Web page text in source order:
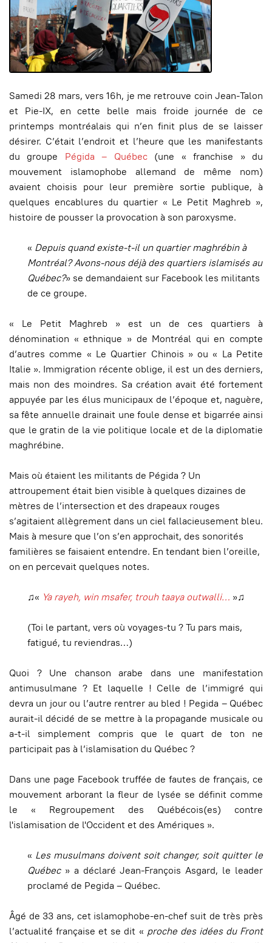
Samedi 28 mars, vers 16h, je me retrouve coin Jean-Talon
et Pie-IX, en cette belle mais froide journée de ce
printemps montréalais qui n’en finit plus de se laisser
désirer. C’était l’endroit et l’heure que les manifestants
du groupe Pégida – Québec(une « franchise » du
mouvement islamophobe allemand de même nom)
avaient choisis pour leur première sortie publique, à
quelques encablures du quartier « Le Petit Maghreb »,
histoire de pousser la provocation à son paroxysme.
« Depuis quand existe-t-il un quartier maghrébin à
Montréal? Avons-nous déjà des quartiers islamisés au
Québec?» se demandaient sur Facebook les militants
de ce groupe.
« Le Petit Maghreb » est un de ces quartiers à
dénomination « ethnique » de Montréal qui en compte
d’autres comme « Le Quartier Chinois » ou « La Petite
Italie ». Immigration récente oblige, il est un des derniers,
mais non des moindres. Sa création avait été fortement
appuyée par les élus municipaux de l’époque et, naguère,
sa fête annuelle drainait une foule dense et bigarrée ainsi
que le gratin de la vie politique locale et de la diplomatie
maghrébine.
Mais où étaient les militants de Pégida ? Un
attroupement était bien visible à quelques dizaines de
mètres de l’intersection et des drapeaux rouges
s’agitaient allègrement dans un ciel fallacieusement bleu.
Mais à mesure que l’on s’en approchait, des sonorités
familières se faisaient entendre. En tendant bien l’oreille,
on en percevait quelques notes.
♫« Ya rayeh, win msafer, trouh taaya outwalli… »♫
(Toi le partant, vers où voyages-tu ? Tu pars mais,
fatigué, tu reviendras…)
Quoi ? Une chanson arabe dans une manifestation
antimusulmane ? Et laquelle ! Celle de l’immigré qui
devra un jour ou l’autre rentrer au bled ! Pegida – Québec
aurait-il décidé de se mettre à la propagande musicale ou
a-t-il simplement compris que le quart de ton ne
participait pas à l’islamisation du Québec ?
Dans une page Facebook truffée de fautes de français, ce
mouvement arborant la fleur de lysée se définit comme
le « Regroupement des Québécois(es) contre
l'islamisation de l'Occident et des Amériques ».
« Les musulmans doivent soit changer, soit quitter le
Québec» a déclaré Jean-François Asgard, le leader
proclamé de Pegida – Québec.
Âgé de 33 ans, cet islamophobe-en-chef suit de très près
l’actualité française et se dit « proche des idées du Front